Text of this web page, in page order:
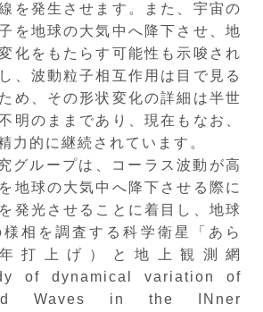
を発生させます。また、宇宙の
を地球の大気中へ降下させ、地
化をもたらす可能性も示唆され
、波動粒子相互作用は目で見る
め、その形状変化の詳細は半世
明のままであり、現在もなお、
力的に継続されています。
グループは、コーラス波動が高
地球の大気中へ降下させる際に
発光させることに着目し、地球
相を調査する科学衛星「あら
打上げ）と地上観測網
of dynamical variation of
Waves in the INner